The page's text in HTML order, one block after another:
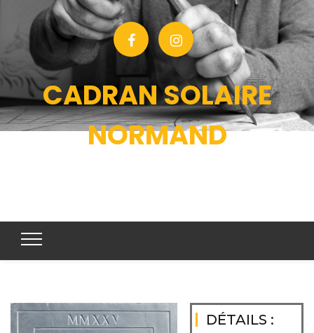
CADRAN SOLAIRE
NORMAND
DÉTAILS :